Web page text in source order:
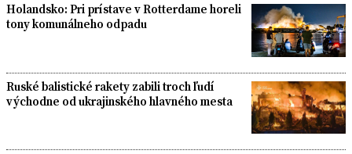
Holandsko: Pri prístave v Rotterdame horeli
tony komunálneho odpadu
Ruské balistické rakety zabili troch ľudí
východne od ukrajinského hlavného mesta